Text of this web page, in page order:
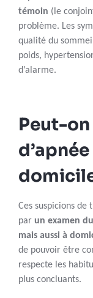
témoin (le
problème. Les
qualité du
poids,
d’alarme.
Peut-
Ces suspicions
par un examen
mais aussi à
de pouvoir être
respecte les
plus concluants.